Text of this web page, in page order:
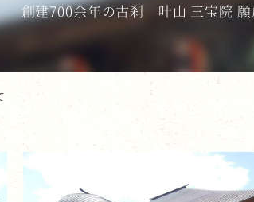
創建700余年の古刹 叶山 三宝院